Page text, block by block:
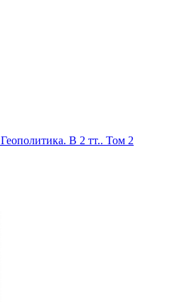
Геополитика. В 2 тт.. Том 2